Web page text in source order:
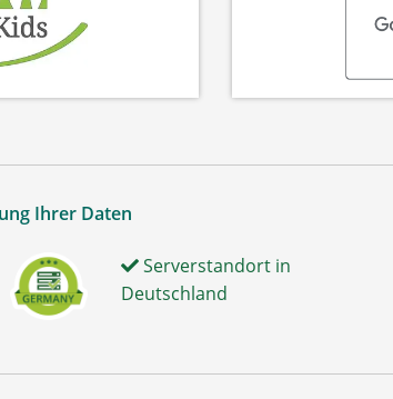
Ihrer Daten
Serverstandort in
Deutschland